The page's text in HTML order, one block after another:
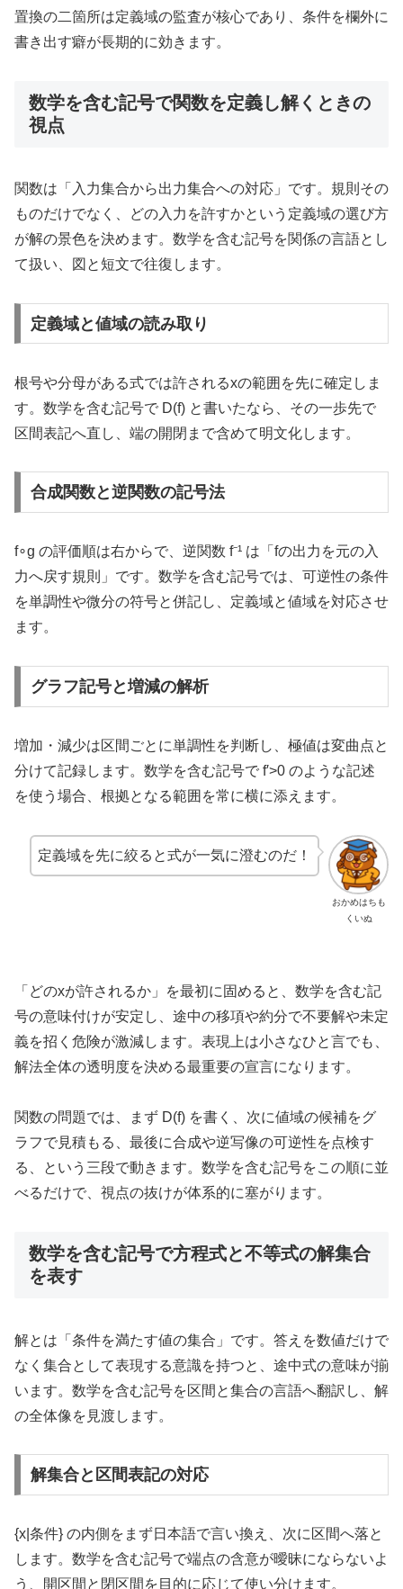
置換の二箇所は定義域の監査が核心であり、条件を欄外に
書き出す癖が長期的に効きます。
数学を含む記号で関数を定義し解くときの
視点
関数は「入力集合から出力集合への対応」です。規則その
ものだけでなく、どの入力を許すかという定義域の選び方
が解の景色を決めます。数学を含む記号を関係の言語とし
て扱い、図と短文で往復します。
定義域と値域の読み取り
根号や分母がある式では許されるxの範囲を先に確定しま
す。数学を含む記号で D(f) と書いたなら、その一歩先で
区間表記へ直し、端の開閉まで含めて明文化します。
合成関数と逆関数の記号法
f∘g の評価順は右からで、逆関数 f⁻¹ は「fの出力を元の入
力へ戻す規則」です。数学を含む記号では、可逆性の条件
を単調性や微分の符号と併記し、定義域と値域を対応させ
ます。
グラフ記号と増減の解析
増加・減少は区間ごとに単調性を判断し、極値は変曲点と
分けて記録します。数学を含む記号で f′>0 のような記述
を使う場合、根拠となる範囲を常に横に添えます。
おかめはちも
くいぬ
定義域を先に絞ると式が一気に澄むのだ！
「どのxが許されるか」を最初に固めると、数学を含む記
号の意味付けが安定し、途中の移項や約分で不要解や未定
義を招く危険が激減します。表現上は小さなひと言でも、
解法全体の透明度を決める最重要の宣言になります。
関数の問題では、まず D(f) を書く、次に値域の候補をグ
ラフで見積もる、最後に合成や逆写像の可逆性を点検す
る、という三段で動きます。数学を含む記号をこの順に並
べるだけで、視点の抜けが体系的に塞がります。
数学を含む記号で方程式と不等式の解集合
を表す
解とは「条件を満たす値の集合」です。答えを数値だけで
なく集合として表現する意識を持つと、途中式の意味が揃
います。数学を含む記号を区間と集合の言語へ翻訳し、解
の全体像を見渡します。
解集合と区間表記の対応
{x|条件} の内側をまず日本語で言い換え、次に区間へ落と
します。数学を含む記号で端点の含意が曖昧にならないよ
う、開区間と閉区間を目的に応じて使い分けます。